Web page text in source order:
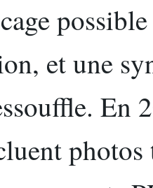
et une
En
photos